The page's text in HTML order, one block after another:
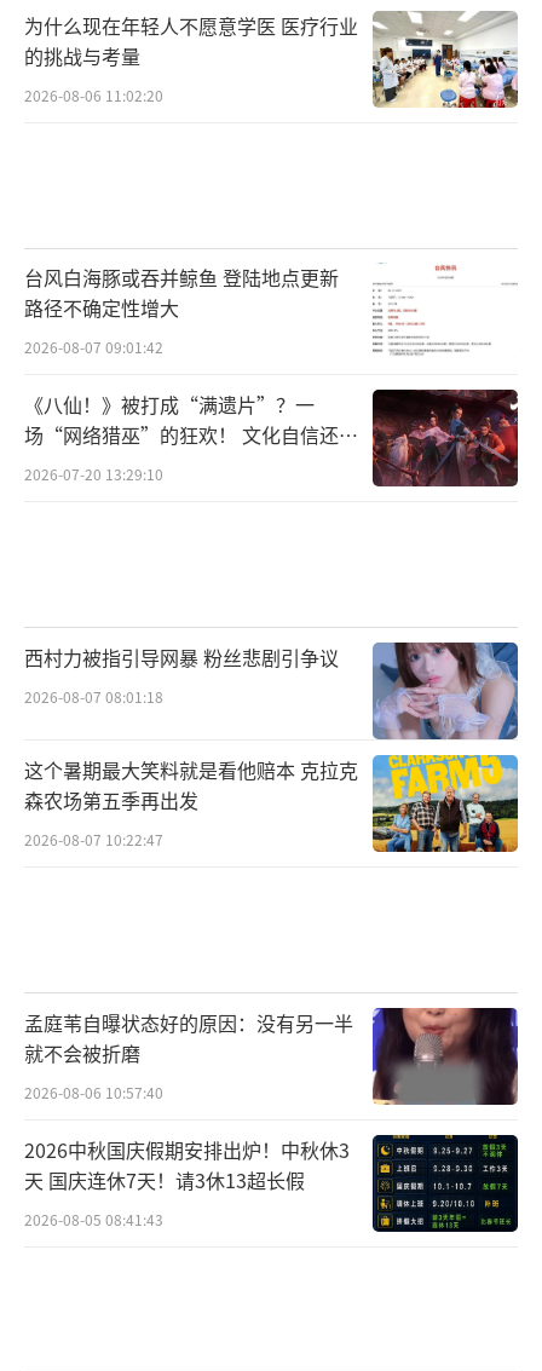
这是用命供祖宗！”
连播三集根本看不够。费家发现替嫁真相
字。
豆瓣小组连夜开扒隐藏线。有人发现宁家
堂屋挂的年历是1927年——那一年毛泽东写了
《湖南农民运动考察报告》；费文典书柜里有
本《新青年》，页码正停在李大钊的文章处。
南京某影院散场后，爷爷拉着孙子直奔农
现在一天能收五百块门票！”
收视率还在不断攀升。第二集播到杨幂撕
嫁衣明志时，酷云曲线猛然蹿到2.89%。卫视
总监朋友圈截图疯传：“三年了，终于有剧破
《人世间》纪录！”
为什么现在年轻人不愿意学医 医疗行业
的挑战与考量
2026-08-06 11:02:20
台风白海豚或吞并鲸鱼 登陆地点更新
路径不确定性增大
2026-08-07 09:01:42
《八仙！》被打成“满遗片”？一
场“网络猎巫”的狂欢！ 文化自信还是
焦虑？
2026-07-20 13:29:10
西村力被指引导网暴 粉丝悲剧引争议
2026-08-07 08:01:18
这个暑期最大笑料就是看他赔本 克拉克
森农场第五季再出发
2026-08-07 10:22:47
孟庭苇自曝状态好的原因：没有另一半
就不会被折磨
2026-08-06 10:57:40
2026中秋国庆假期安排出炉！中秋休3
天 国庆连休7天！请3休13超长假
2026-08-05 08:41:43